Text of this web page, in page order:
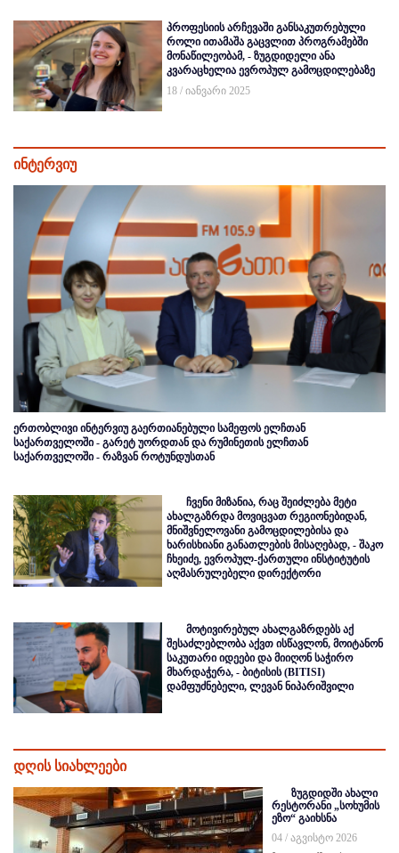
პროფესიის არჩევაში განსაკუთრებული
როლი ითამაშა გაცვლით პროგრამებში
მონაწილეობამ, - ზუგდიდელი ანა
კვარაცხელია ევროპულ გამოცდილებაზე
18 / იანვარი 2025
ინტერვიუ
ერთობლივი ინტერვიუ გაერთიანებული სამეფოს ელჩთან
საქართველოში - გარეტ უორდთან და რუმინეთის ელჩთან
საქართველოში - რაზვან როტუნდუსთან
ჩვენი მიზანია, რაც შეიძლება მეტი
ახალგაზრდა მოვიცვათ რეგიონებიდან,
მნიშვნელოვანი გამოცდილებისა და
ხარისხიანი განათლების მისაღებად, - შაკო
ჩხეიძე, ევროპულ-ქართული ინსტიტუტის
აღმასრულებელი დირექტორი
მოტივირებულ ახალგაზრდებს აქ
შესაძლებლობა აქვთ ისწავლონ, მოიტანონ
საკუთარი იდეები და მიიღონ საჭირო
მხარდაჭერა, - ბიტისის (BITISI)
დამფუძნებელი, ლევან ნიპარიშვილი
დღის სიახლეები
ზუგდიდში ახალი
რესტორანი „სოხუმის
ეზო“ გაიხსნა
04 / აგვისტო 2026